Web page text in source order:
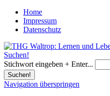
Home
Impressum
Datenschutz
Suchen!
Stichwort eingeben + Enter...
Suchen!
Navigation überspringen